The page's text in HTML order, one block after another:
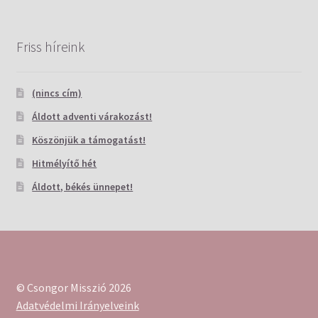
Friss híreink
(nincs cím)
Áldott adventi várakozást!
Köszönjük a támogatást!
Hitmélyítő hét
Áldott, békés ünnepet!
© Csongor Misszió 2026
Adatvédelmi Irányelveink